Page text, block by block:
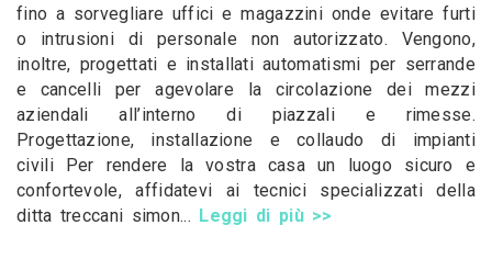
fino a sorvegliare uffici e magazzini onde evitare furti
o intrusioni di personale non autorizzato. Vengono,
inoltre, progettati e installati automatismi per serrande
e cancelli per agevolare la circolazione dei mezzi
aziendali all’interno di piazzali e rimesse.
Progettazione, installazione e collaudo di impianti
civili Per rendere la vostra casa un luogo sicuro e
confortevole, affidatevi ai tecnici specializzati della
ditta treccani simon... Leggi di più >>